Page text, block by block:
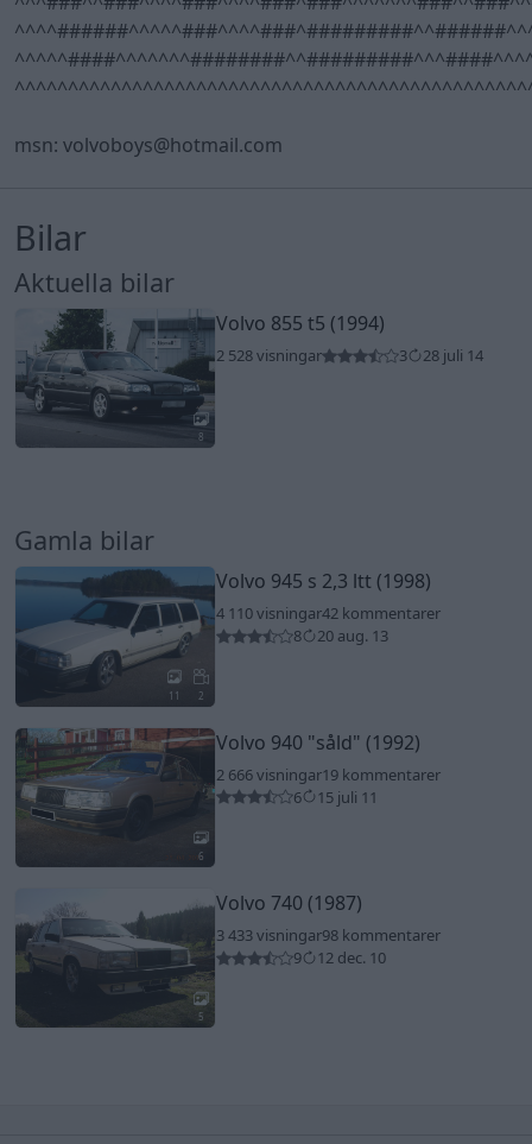
msn: volvoboys@hotmail.com
Bilar
Aktuella bilar
8
Volvo 855 t5 (1994)
2 528 visningar 3 28 juli 14
Gamla bilar
11 2
Volvo 945 s 2,3 ltt (1998)
4 110 visningar42 kommentarer
8
20 aug. 13
6
Volvo 940 "såld" (1992)
2 666 visningar19 kommentarer
6
15 juli 11
5
Volvo 740 (1987)
3 433 visningar98 kommentarer
9
12 dec. 10